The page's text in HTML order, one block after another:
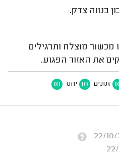
בנווה צדק.
מכשור מוצלח ותרגילים
את האזור הפגוע.
זמנים 10 יחס 10